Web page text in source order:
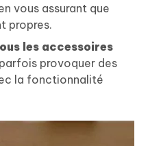
vous assurant que
propres.
les accessoires
provoquer des
la fonctionnalité